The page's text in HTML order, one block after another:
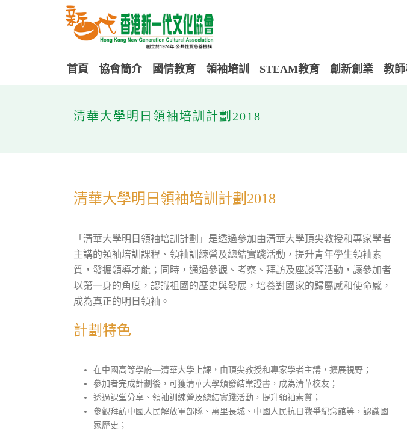
首頁 協會簡介 國情教育 領袖培訓 STEAM教育 創新創業 教
清華大學明日領袖培訓計劃2018
清華大學明日領袖培訓計劃2018
「清華大學明日領袖培訓計劃」是透過參加由清華大學頂尖教授和專家學者
主講的領袖培訓課程、領袖訓練營及總結實踐活動，提升青年學生領袖素
質，發掘領導才能；同時，通過參觀、考察、拜訪及座談等活動，讓參加者
以第一身的角度，認識祖國的歷史與發展，培養對國家的歸屬感和使命感，
成為真正的明日領袖。
計劃特色
在中國高等學府—清華大學上課，由頂尖教授和專家學者主講，擴展視野；
參加者完成計劃後，可獲清華大學頒發結業證書，成為清華校友；
透過課堂分享、領袖訓練營及總結實踐活動，提升領袖素質；
參觀拜訪中國人民解放軍部隊、萬里長城、中國人民抗日戰爭紀念館等，認識國
家歷史；